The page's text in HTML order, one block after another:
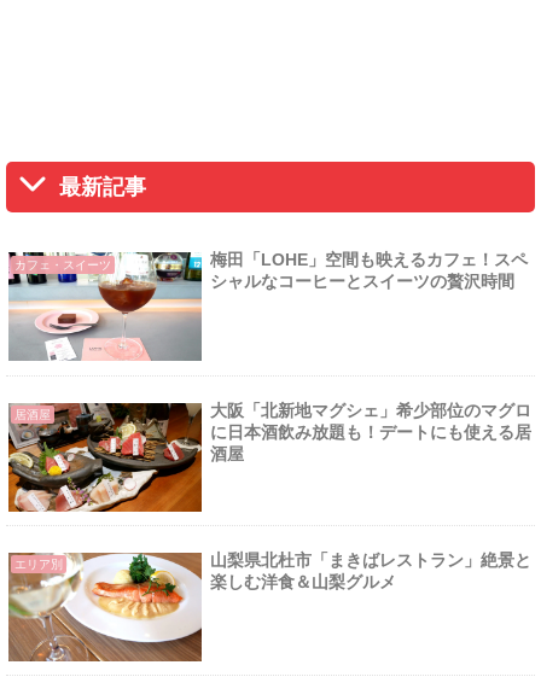
最新記事
カフェ・スイーツ
梅田「LOHE」空間も映えるカフェ！スペ
シャルなコーヒーとスイーツの贅沢時間
居酒屋
大阪「北新地マグシェ」希少部位のマグロ
に日本酒飲み放題も！デートにも使える居
酒屋
エリア別
山梨県北杜市「まきばレストラン」絶景と
楽しむ洋食＆山梨グルメ